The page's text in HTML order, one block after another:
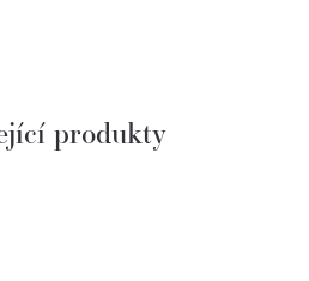
produkty